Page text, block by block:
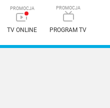
TV ONLINE PROGRAM TV